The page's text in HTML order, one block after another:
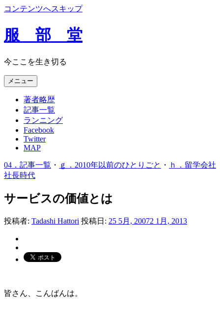
コンテンツへスキップ
服 部 堂
今ここを生き切る
メニュー
著者略歴
記事一覧
ランニング
Facebook
Twitter
MAP
04．記事一覧 ・ ｇ．2010年以前のひとりごと ・ ｈ．留学会社
社長時代
サービスの価値とは
投稿者: Tadashi Hattori 投稿日: 25 5月, 20072 1月, 2013
皆さん、こんばんは。